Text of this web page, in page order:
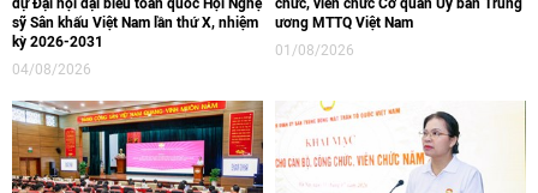
sỹ Sân khấu Việt Nam lần thứ X, nhiệm
kỳ 2026-2031
04/08/2026
ương MTTQ Việt Nam
01/08/2026